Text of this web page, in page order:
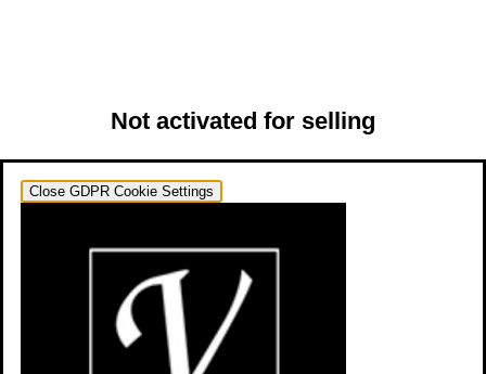
Not activated for selling
Close GDPR Cookie Settings